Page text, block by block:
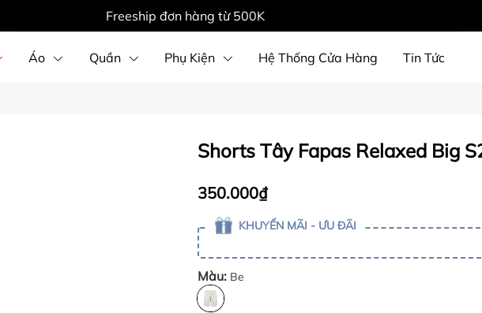
Freeship đơn hàng từ 500K
Áo Quần Phụ Kiện Hệ Thống Cửa Hàng Tin Tức
Shorts Tây Fapas Relaxed Big
350.000₫
KHUYẾN MÃI - ƯU ĐÃI
Màu: Be